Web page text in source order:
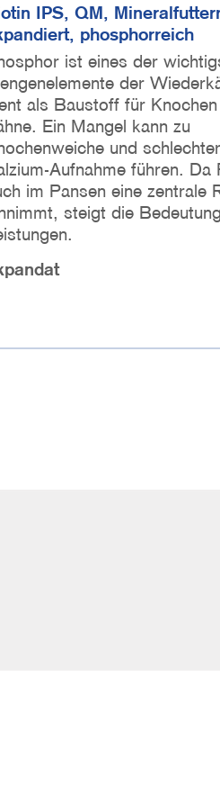
IPS, QM,
phosphorreich
ist eines der
der
als Baustoff für
Ein Mangel kann zu
und
Aufnahme führen. Da
im Pansen eine zentrale
steigt die